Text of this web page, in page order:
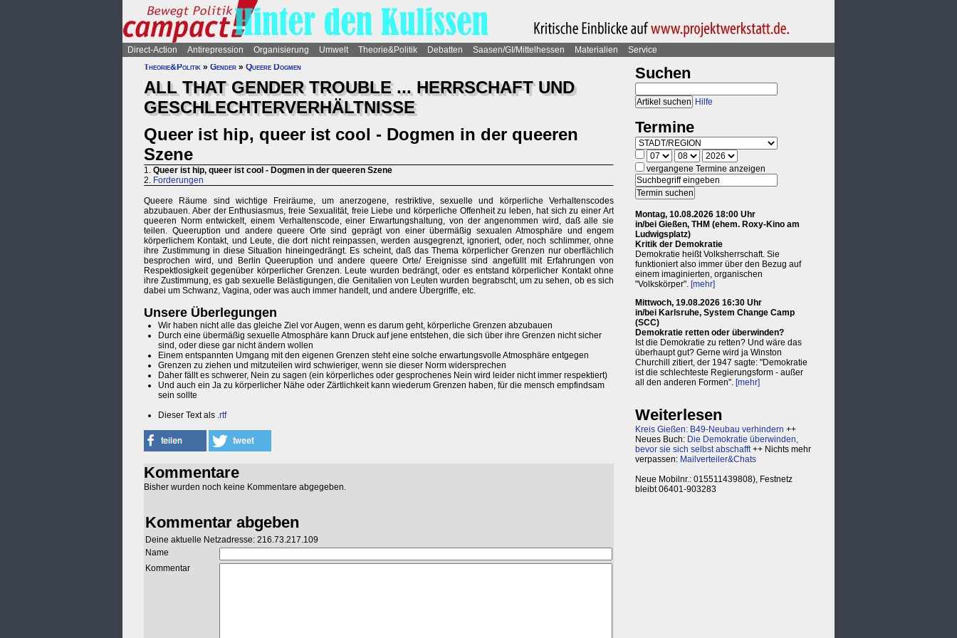
Direct-Action Antirepression Organisierung Umwelt Theorie&Politik Debatten Saasen/GI/Mittelhessen Materialien
Service
Theorie&Politik » Gender » Queere Dogmen
ALL THAT GENDER TROUBLE ... HERRSCHAFT UND
GESCHLECHTERVERHÄLTNISSE
Queer ist hip, queer ist cool - Dogmen in der queeren
Szene
1. Queer ist hip, queer ist cool - Dogmen in der queeren Szene
2. Forderungen
Queere Räume sind wichtige Freiräume, um anerzogene, restriktive, sexuelle und körperliche Verhaltenscodes
abzubauen. Aber der Enthusiasmus, freie Sexualität, freie Liebe und körperliche Offenheit zu leben, hat sich zu einer Art
queeren Norm entwickelt, einem Verhaltenscode, einer Erwartungshaltung, von der angenommen wird, daß alle sie
teilen. Queeruption und andere queere Orte sind geprägt von einer übermäßig sexualen Atmosphäre und engem
körperlichem Kontakt, und Leute, die dort nicht reinpassen, werden ausgegrenzt, ignoriert, oder, noch schlimmer, ohne
ihre Zustimmung in diese Situation hineingedrängt. Es scheint, daß das Thema körperlicher Grenzen nur oberflächlich
besprochen wird, und Berlin Queeruption und andere queere Orte/ Ereignisse sind angefüllt mit Erfahrungen von
Respektlosigkeit gegenüber körperlicher Grenzen. Leute wurden bedrängt, oder es entstand körperlicher Kontakt ohne
ihre Zustimmung, es gab sexuelle Belästigungen, die Genitalien von Leuten wurden begrabscht, um zu sehen, ob es sich
dabei um Schwanz, Vagina, oder was auch immer handelt, und andere Übergriffe, etc.
Unsere Überlegungen
Wir haben nicht alle das gleiche Ziel vor Augen, wenn es darum geht, körperliche Grenzen abzubauen
Durch eine übermäßig sexuelle Atmosphäre kann Druck auf jene entstehen, die sich über ihre Grenzen nicht sicher
sind, oder diese gar nicht ändern wollen
Einem entspannten Umgang mit den eigenen Grenzen steht eine solche erwartungsvolle Atmosphäre entgegen
Grenzen zu ziehen und mitzuteilen wird schwieriger, wenn sie dieser Norm widersprechen
Daher fällt es schwerer, Nein zu sagen (ein körperliches oder gesprochenes Nein wird leider nicht immer respektiert)
Und auch ein Ja zu körperlicher Nähe oder Zärtlichkeit kann wiederum Grenzen haben, für die mensch empfindsam
sein sollte
Dieser Text als .rtf
Kommentare
Bisher wurden noch keine Kommentare abgegeben.
Kommentar abgeben
Deine aktuelle Netzadresse: 216.73.217.109
Name
Kommentar
Suchen
Hilfe
Termine
vergangene Termine anzeigen
Montag, 10.08.2026 18:00 Uhr
in/bei Gießen, THM (ehem. Roxy-Kino am
Ludwigsplatz)
Kritik der Demokratie
Demokratie heißt Volksherrschaft. Sie
funktioniert also immer über den Bezug auf
einem imaginierten, organischen
"Volkskörper". [mehr]
Mittwoch, 19.08.2026 16:30 Uhr
in/bei Karlsruhe, System Change Camp
(SCC)
Demokratie retten oder überwinden?
Ist die Demokratie zu retten? Und wäre das
überhaupt gut? Gerne wird ja Winston
Churchill zitiert, der 1947 sagte: "Demokratie
ist die schlechteste Regierungsform - außer
all den anderen Formen". [mehr]
Weiterlesen
Kreis Gießen: B49-Neubau verhindern ++
Neues Buch: Die Demokratie überwinden,
bevor sie sich selbst abschafft++ Nichts mehr
verpassen: Mailverteiler&Chats
Neue Mobilnr.: 015511439808), Festnetz
bleibt 06401-903283